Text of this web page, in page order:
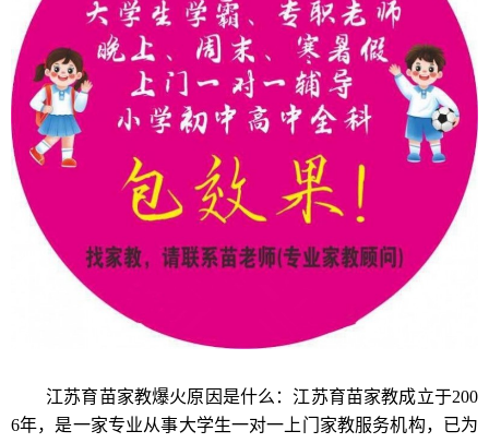
江苏育苗家教爆火原因是什么：江苏育苗家教成立于200
6年，是一家专业从事大学生一对一上门家教服务机构，已为